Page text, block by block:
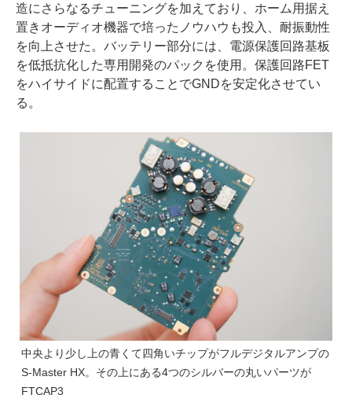
造にさらなるチューニングを加えており、ホーム用据え
置きオーディオ機器で培ったノウハウも投入、耐振動性
を向上させた。バッテリー部分には、電源保護回路基板
を低抵抗化した専用開発のパックを使用。保護回路FET
をハイサイドに配置することでGNDを安定化させてい
る。
中央より少し上の青くて四角いチップがフルデジタルアンプの
S-Master HX。その上にある4つのシルバーの丸いパーツが
FTCAP3